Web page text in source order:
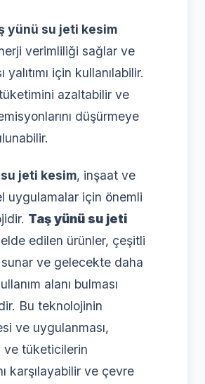
yünü su jeti kesim
verimliliği sağlar ve
yalıtımı için kullanılabilir.
azaltabilir ve
düşürmeye
jeti kesim, inşaat ve
uygulamalar için önemli
Taş yünü su jeti
edilen ürünler, çeşitli
ve gelecekte daha
alanı bulması
Bu teknolojinin
ve uygulanması,
ve tüketicilerin
karşılayabilir ve çevre